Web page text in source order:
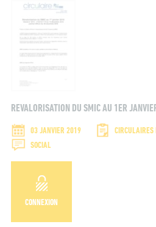
REVALORISATION DU SMIC AU 1ER
03 JANVIER 2019
CIRCULAIRES
SOCIAL
CONNEXION